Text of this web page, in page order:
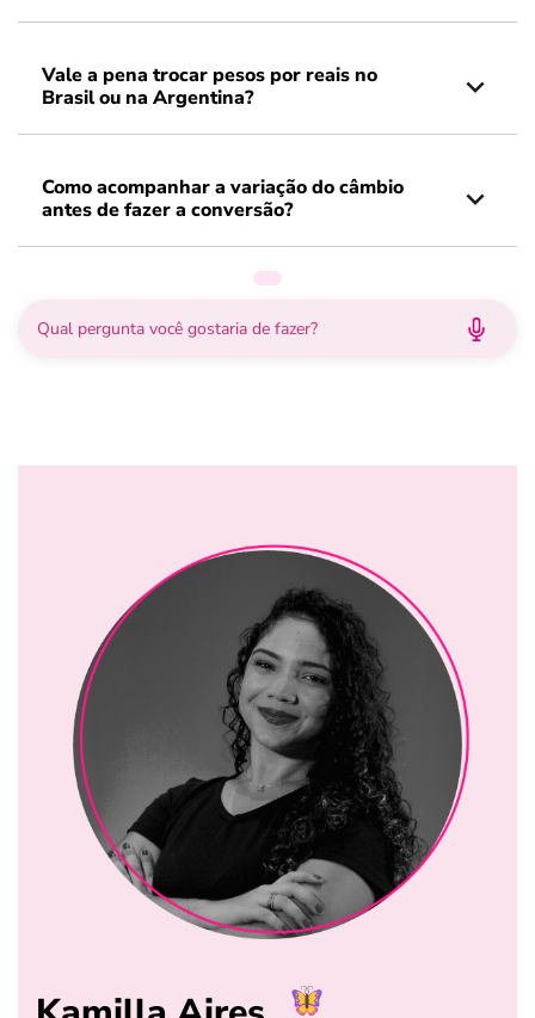
Vale a pena trocar pesos por reais no
Brasil ou na Argentina?
Como acompanhar a variação do câmbio
antes de fazer a conversão?